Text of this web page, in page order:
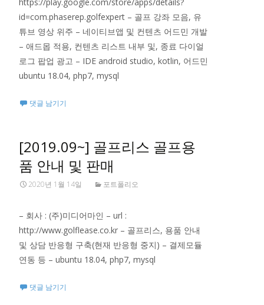
id=com.phaserep.golfexpert – 골프 강좌 모음, 유
튜브 영상 위주 – 네이티브앱 및 컨텐츠 어드민 개발
– 애드몹 적용, 컨텐츠 리스트 내부 및, 종료 다이얼
로그 팝업 광고 – IDE android studio, kotlin, 어드민
ubuntu 18.04, php7, mysql
댓글 남기기
[2019.09~] 골프리스 골프용
품 안내 및 판매
2020년 1월 14일 포트폴리오
– 회사 : (주)미디어마인 – url :
http://www.golflease.co.kr – 골프리스, 용품 안내
및 상담 반응형 구축(현재 반응형 중지) – 결제모듈
연동 등 – ubuntu 18.04, php7, mysql
댓글 남기기